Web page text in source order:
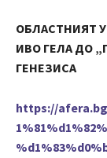
ОБЛАСТНИЯТ
ИВО ГЕЛА ДО
ГЕНЕЗИСА
https://